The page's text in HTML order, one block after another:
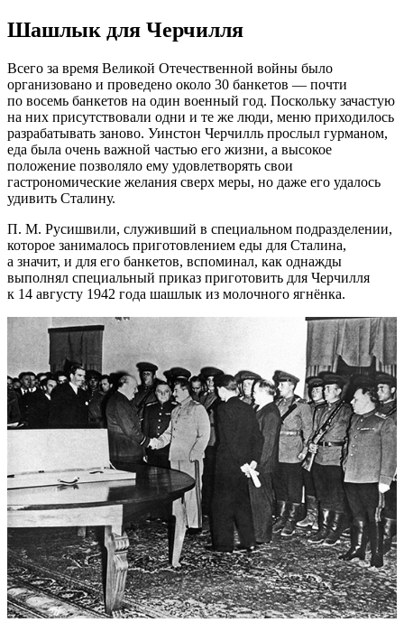
Шашлык для Черчилля
Всего за время Великой Отечественной войны было
организовано и проведено около 30 банкетов — почти
по восемь банкетов на один военный год. Поскольку зачастую
на них присутствовали одни и те же люди, меню приходилось
разрабатывать заново. Уинстон Черчилль прослыл гурманом,
еда была очень важной частью его жизни, а высокое
положение позволяло ему удовлетворять свои
гастрономические желания сверх меры, но даже его удалось
удивить Сталину.
П. М. Русишвили, служивший в специальном подразделении,
которое занималось приготовлением еды для Сталина,
а значит, и для его банкетов, вспоминал, как однажды
выполнял специальный приказ приготовить для Черчилля
к 14 августу 1942 года шашлык из молочного ягнёнка.